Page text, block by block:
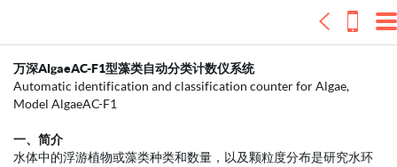
首页 产品详情
AlgaeAC-F1藻类自动分类计数仪,藻密
度自动检测仪,藻类分析仪,藻类计数仪,
藻类鉴定仪